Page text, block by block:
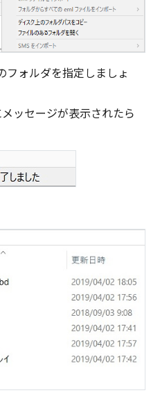
フォルダを指定しましょ
ッセージが表示されたら